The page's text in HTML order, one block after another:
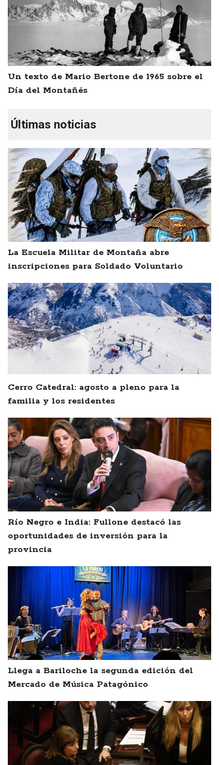
Un texto de Mario Bertone de 1965 sobre el
Día del Montañés
Últimas noticias
La Escuela Militar de Montaña abre
inscripciones para Soldado Voluntario
Cerro Catedral: agosto a pleno para la
familia y los residentes
Río Negro e India: Fullone destacó las
oportunidades de inversión para la
provincia
Llega a Bariloche la segunda edición del
Mercado de Música Patagónico